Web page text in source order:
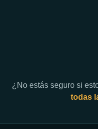
¿No estás seguro si
todas